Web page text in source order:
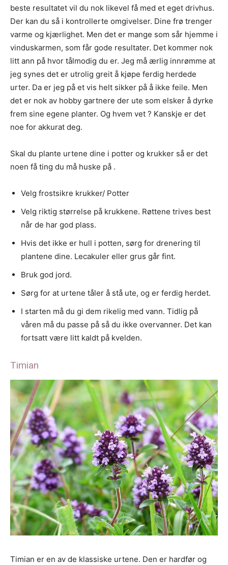
beste resultatet vil du nok likevel få med et eget drivhus.
Der kan du så i kontrollerte omgivelser. Dine frø trenger
varme og kjærlighet. Men det er mange som sår hjemme i
vinduskarmen, som får gode resultater. Det kommer nok
litt ann på hvor tålmodig du er. Jeg må ærlig innrømme at
jeg synes det er utrolig greit å kjøpe ferdig herdede
urter. Da er jeg på et vis helt sikker på å ikke feile. Men
det er nok av hobby gartnere der ute som elsker å dyrke
frem sine egene planter. Og hvem vet ? Kanskje er det
noe for akkurat deg.
Skal du plante urtene dine i potter og krukker så er det
noen få ting du må huske på .
Velg frostsikre krukker/ Potter
Velg riktig størrelse på krukkene. Røttene trives best
når de har god plass.
Hvis det ikke er hull i potten, sørg for drenering til
plantene dine. Lecakuler eller grus går fint.
Bruk god jord.
Sørg for at urtene tåler å stå ute, og er ferdig herdet.
I starten må du gi dem rikelig med vann. Tidlig på
våren må du passe på så du ikke overvanner. Det kan
fortsatt være litt kaldt på kvelden.
Timian
Timian er en av de klassiske urtene. Den er hardfør og